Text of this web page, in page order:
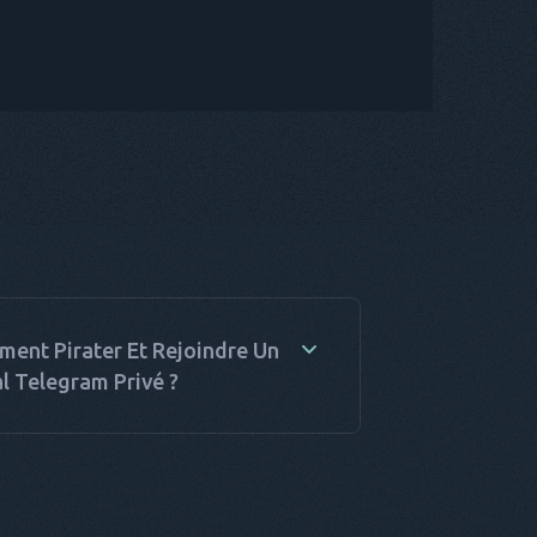
Pirater Et Rejoindre Un
Telegram Privé ?